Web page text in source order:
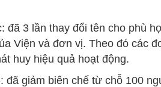
đã 3 lần thay đổi tên cho phù
Viện và đơn vị. Theo đó các
huy hiệu quả hoạt động.
đã giảm biên chế từ chỗ 100